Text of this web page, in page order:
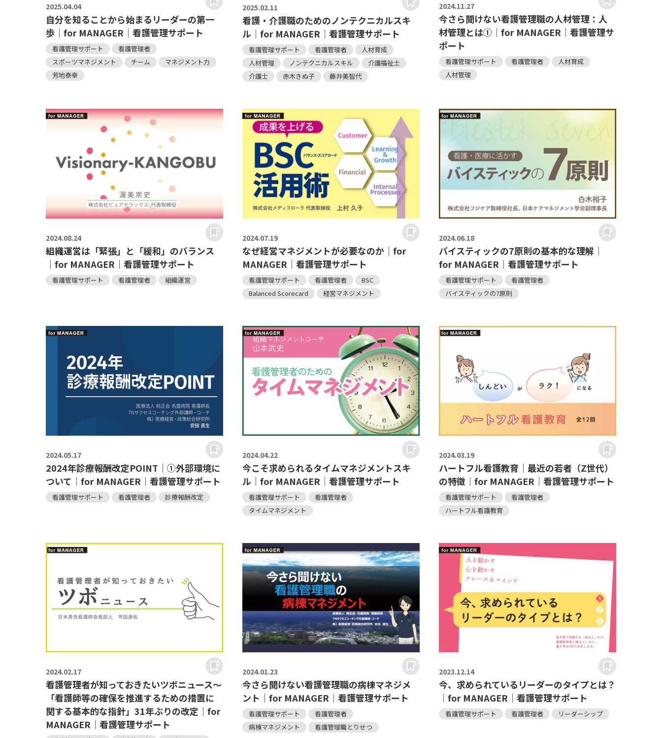
2025.04.04
自分を知ることから始まるリーダーの第一
歩｜for MANAGER｜看護管理サポート
看護管理サポート
看護管理者
スポーツマネジメント
チーム
マネジメント力
芳地泰幸
2025.02.11
看護・介護職のためのノンテクニカルスキ
ル｜for MANAGER｜看護管理サポート
看護管理サポート 看護管理者
人材育成
人材管理
ノンテクニカルスキル
介護福祉士
介護士
赤木きぬ子 藤井美智代
2024.11.27
今さら聞けない看護管理職の人材管理：人
材管理とは①｜for MANAGER｜看護管理サ
ポート
看護管理サポート 看護管理者
人材育成
人材管理
2024.08.24
組織運営は「緊張」と「緩和」のバランス
｜for MANAGER｜看護管理サポート
看護管理サポート 看護管理者 組織運営
2024.07.19
なぜ経営マネジメントが必要なのか｜for
MANAGER｜看護管理サポート
看護管理サポート 看護管理者
BSC
Balanced Scorecard
経営マネジメント
2024.06.18
バイスティックの7原則の基本的な理解｜
for MANAGER｜看護管理サポート
看護管理サポート
看護管理者
バイスティックの7原則
2024.05.17
2024年診療報酬改定POINT｜①外部環境に
ついて｜for MANAGER｜看護管理サポート
看護管理サポート 看護管理者 診療報酬改定
2024.04.22
今こそ求められるタイムマネジメントスキ
ル｜for MANAGER｜看護管理サポート
看護管理サポート
看護管理者
タイムマネジメント
2024.03.19
ハートフル看護教育｜最近の若者（Z世代）
の特徴｜for MANAGER｜看護管理サポート
看護管理サポート
看護管理者
ハートフル看護教育
2024.02.17
看護管理者が知っておきたいツボニュース～
「看護師等の確保を推進するための措置に
関する基本的な指針」31年ぶりの改定｜for
MANAGER｜看護管理サポート
2024.01.23
今さら聞けない看護管理職の病棟マネジメ
ント｜for MANAGER｜看護管理サポート
看護管理サポート
看護管理者
病棟マネジメント
看護管理職とりせつ
2023.12.14
今、求められているリーダーのタイプとは？
｜for MANAGER｜看護管理サポート
看護管理サポート 看護管理者 リーダーシップ